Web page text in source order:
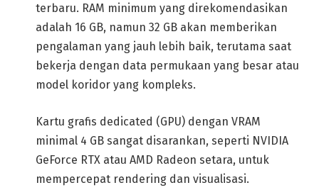
terbaru. RAM minimum yang direkomendasikan
adalah 16 GB, namun 32 GB akan memberikan
pengalaman yang jauh lebih baik, terutama saat
bekerja dengan data permukaan yang besar atau
model koridor yang kompleks.
Kartu grafis dedicated (GPU) dengan VRAM
minimal 4 GB sangat disarankan, seperti NVIDIA
GeForce RTX atau AMD Radeon setara, untuk
mempercepat rendering dan visualisasi.